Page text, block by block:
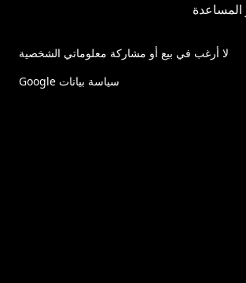
المساعدة
لا أرغب في بيع أو مشاركة معلوماتي الشخصية
سياسة بيانات Google